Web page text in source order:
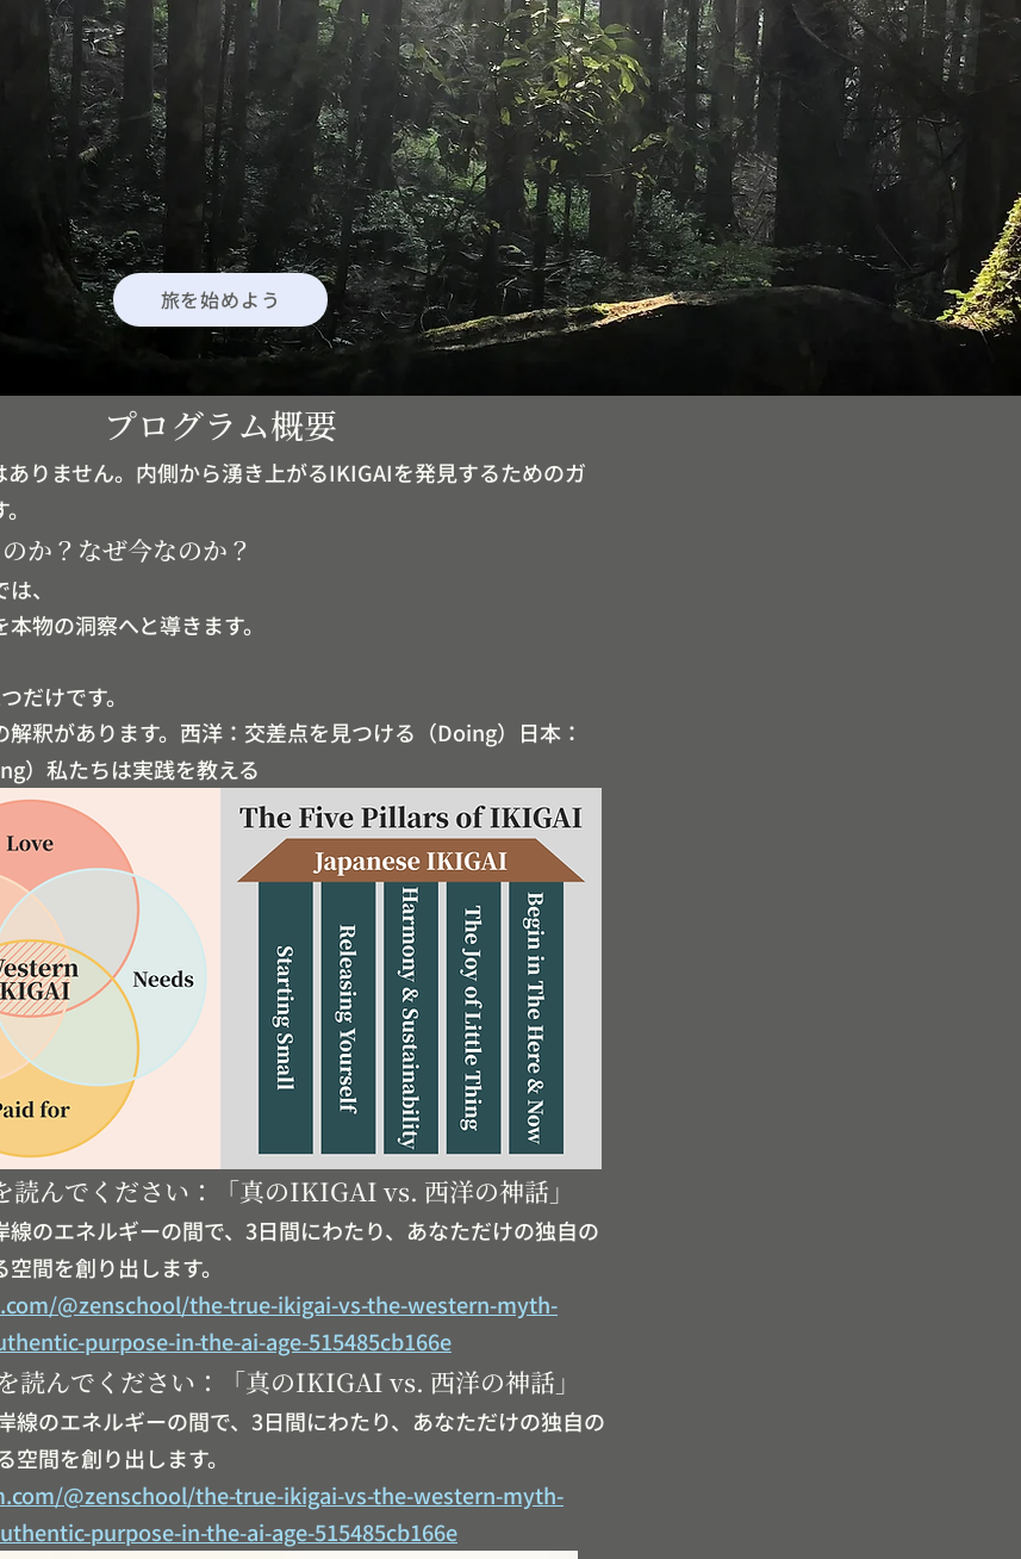
旅を始めよう
プログラム概要
ありません。内側から湧き上がるIKIGAIを発見するためのガ
か？なぜ今なのか？
、
物の洞察へと導きます。
だけです。
釈があります。西洋：交差点を見つける（Doing）日本：
）私たちは実践を教える
読んでください：「真のIKIGAI vs. 西洋の神話」
線のエネルギーの間で、3日間にわたり、あなただけの独自の
間を創り出します。
@zenschool/the-true-ikigai-vs-the-western-myth-
purpose-in-the-ai-age-515485cb166e
読んでください：「真のIKIGAI vs. 西洋の神話」
線のエネルギーの間で、3日間にわたり、あなただけの独自の
空間を創り出します。
@zenschool/the-true-ikigai-vs-the-western-myth-
purpose-in-the-ai-age-515485cb166e